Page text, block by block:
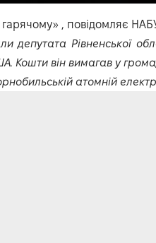
, повідомляє
депутата Рівненської
Кошти він вимагав у
атомній